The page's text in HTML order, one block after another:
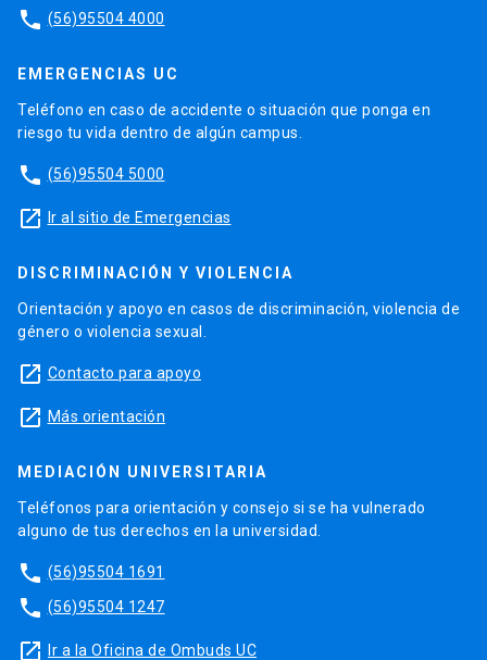
phone (56)95504 4000
EMERGENCIAS UC
Teléfono en caso de accidente o situación que ponga en
riesgo tu vida dentro de algún campus.
phone (56)95504 5000
launch Ir al sitio de Emergencias
DISCRIMINACIÓN Y VIOLENCIA
Orientación y apoyo en casos de discriminación, violencia de
género o violencia sexual.
launch Contacto para apoyo
launch Más orientación
MEDIACIÓN UNIVERSITARIA
Teléfonos para orientación y consejo si se ha vulnerado
alguno de tus derechos en la universidad.
phone (56)95504 1691
phone (56)95504 1247
launch Ir a la Oficina de Ombuds UC